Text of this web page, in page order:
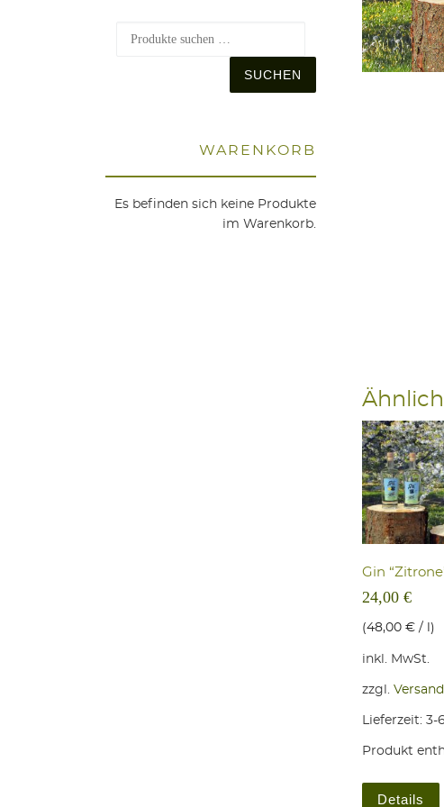
Gin
24,00 €
(48,00 € / )
inkl. MwSt.
zzgl.
Lieferzeit: 3-
Produkt
Details
Suchen nach:
SUCHEN
WAREN­KORB
Es befinden sich keine Produkte
im Warenkorb.